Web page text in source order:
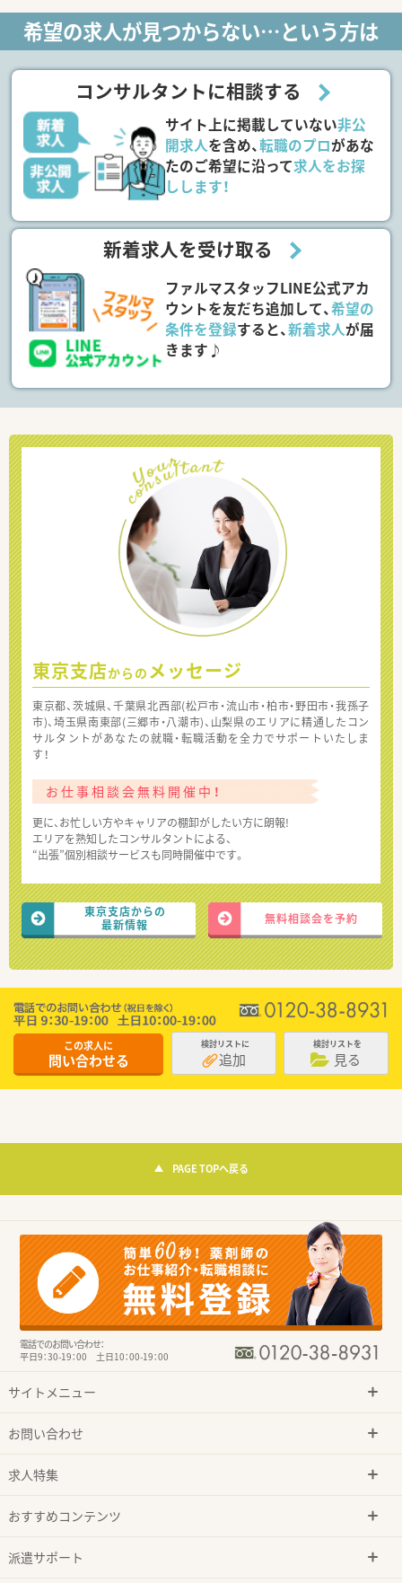
希望の求人が見つからない…という方は
コンサルタントに相談する
サイト上に掲載していない非公
開求人を含め、転職のプロがあな
たのご希望に沿って求人をお探
しします！
新着求人を受け取る
ファルマスタッフLINE公式アカ
ウントを友だち追加して、希望の
条件を登録すると、新着求人が届
きます♪
東京支店からの メッセージ
東京都、茨城県、千葉県北西部(松戸市・流山市・柏市・野田市・我孫子
市)、埼玉県南東部(三郷市・八潮市)、山梨県のエリアに精通したコン
サルタントがあなたの就職・転職活動を全力でサポートいたしま
す！
お仕事相談会無料開催中！
更に、お忙しい方やキャリアの棚卸がしたい方に朗報!
エリアを熟知したコンサルタントによる、
“出張”個別相談サービスも同時開催中です。
東京支店からの
最新情報
無料相談会を予約
この求人に
問い合わせる
検討リストに
追加
検討リストを
見る
PAGE TOPへ戻る
電話でのお問い合わせ：
平日9：30-19：00 土日10：00-19：00
サイトメニュー
お問い合わせ
求人特集
おすすめコンテンツ
派遣サポート